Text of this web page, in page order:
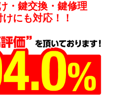
・鍵交換・鍵修理
にも対応！！